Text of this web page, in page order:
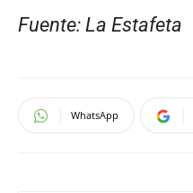
Fuente: La Estafeta
WhatsApp